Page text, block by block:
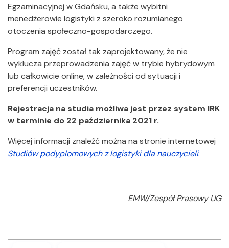
Egzaminacyjnej w Gdańsku, a także wybitni
menedżerowie logistyki z szeroko rozumianego
otoczenia społeczno-gospodarczego.
Program zajęć został tak zaprojektowany, że nie
wyklucza przeprowadzenia zajęć w trybie hybrydowym
lub całkowicie online, w zależności od sytuacji i
preferencji uczestników.
Rejestracja na studia możliwa jest przez system IRK
w terminie do 22 października 2021 r.
Więcej informacji znaleźć można na stronie internetowej
Studiów podyplomowych z logistyki dla nauczycieli.
EMW/Zespół Prasowy UG